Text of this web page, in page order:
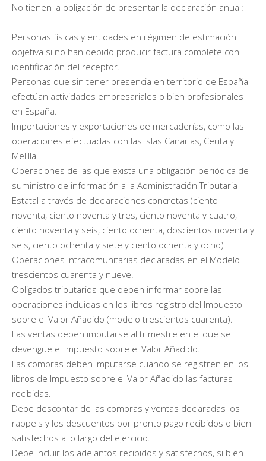
No tienen la obligación de presentar la declaración anual:
Personas físicas y entidades en régimen de estimación
objetiva si no han debido producir factura complete con
identificación del receptor.
Personas que sin tener presencia en territorio de España
efectúan actividades empresariales o bien profesionales
en España.
Importaciones y exportaciones de mercaderías, como las
operaciones efectuadas con las Islas Canarias, Ceuta y
Melilla.
Operaciones de las que exista una obligación periódica de
suministro de información a la Administración Tributaria
Estatal a través de declaraciones concretas (ciento
noventa, ciento noventa y tres, ciento noventa y cuatro,
ciento noventa y seis, ciento ochenta, doscientos noventa y
seis, ciento ochenta y siete y ciento ochenta y ocho)
Operaciones intracomunitarias declaradas en el Modelo
trescientos cuarenta y nueve.
Obligados tributarios que deben informar sobre las
operaciones incluidas en los libros registro del Impuesto
sobre el Valor Añadido (modelo trescientos cuarenta).
Las ventas deben imputarse al trimestre en el que se
devengue el Impuesto sobre el Valor Añadido.
Las compras deben imputarse cuando se registren en los
libros de Impuesto sobre el Valor Añadido las facturas
recibidas.
Debe descontar de las compras y ventas declaradas los
rappels y los descuentos por pronto pago recibidos o bien
satisfechos a lo largo del ejercicio.
Debe incluir los adelantos recibidos y satisfechos, si bien